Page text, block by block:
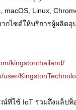
macOS, Linux,
กไซต์ให้บริการผู้ผลิต
kingstonthailand/
user/
ใช้ IoT รวมถึงแล็ปท็